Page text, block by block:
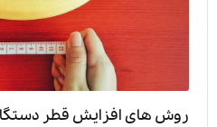
روش های افزایش قطر